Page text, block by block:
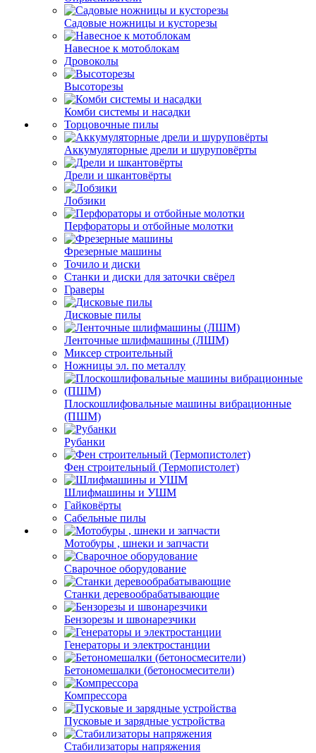
Садовые ножницы и кусторезы
Навесное к мотоблокам
Дровоколы
Высоторезы
Комби системы и насадки
Торцовочные пилы
Аккумуляторные дрели и шуруповёрты
Дрели и шкантовёрты
Лобзики
Перфораторы и отбойные молотки
Фрезерные машины
Точило и диски
Станки и диски для заточки свёрел
Граверы
Дисковые пилы
Ленточные шлифмашины (ЛШМ)
Миксер строительный
Ножницы эл. по металлу
Плоскошлифовальные машины вибрационные
(ПШМ)
Рубанки
Фен строительный (Термопистолет)
Шлифмашины и УШМ
Гайковёрты
Сабельные пилы
Мотобуры , шнеки и запчасти
Сварочное оборудование
Станки деревообрабатывающие
Бензорезы и швонарезчики
Генераторы и электростанции
Бетономешалки (бетоносмесители)
Компрессора
Пусковые и зарядные устройства
Стабилизаторы напряжения